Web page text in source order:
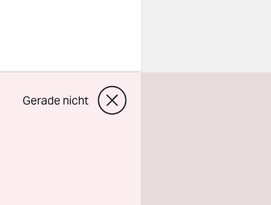
Gerade nicht